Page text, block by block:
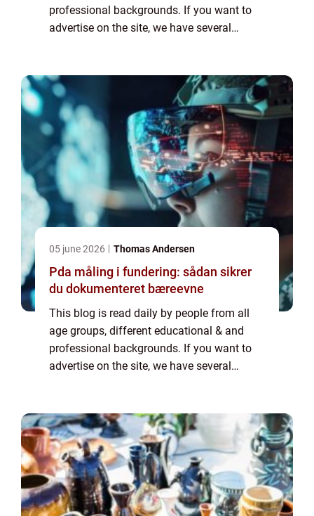
professional backgrounds. If you want to
advertise on the site, we have several
05 june 2026 Thomas Andersen
Pda måling i fundering: sådan sikrer
du dokumenteret bæreevne
This blog is read daily by people from all
age groups, different educational & and
professional backgrounds. If you want to
advertise on the site, we have several